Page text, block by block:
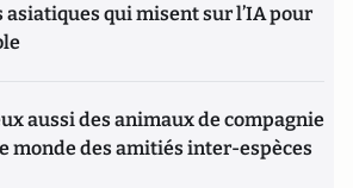
asiatiques qui misent sur l’IA pour
aussi des animaux de compagnie
monde des amitiés inter-espèces